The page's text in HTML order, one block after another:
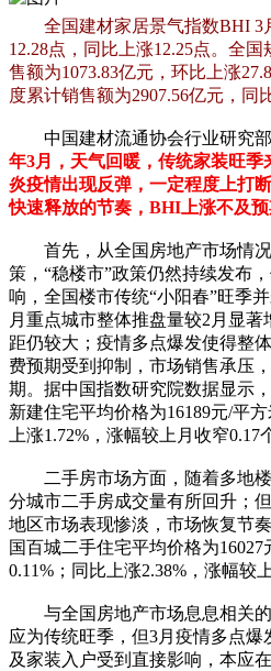
全国建材家居景气指数BHI 3
12.28点，同比上涨12.25点。全
售额为1073.83亿元，环比上涨
度累计销售额为2907.56亿元，同
中国建材流通协会行业研究
年3月，天气回暖，传统家装旺
炎疫情出现反弹，一定程度上打
快速释放的节奏，BHI上涨不及预
首先， 从全国房地产市场情
策，“稳楼市”政策仍然持续发布
响，全国楼市传统“小阳春”旺季
月重点城市整体推盘量较2月显
距仍较大；疫情多点爆发使得整
费预期受到抑制，市场销售承压
期。据中国指数研究院数据显示
新建住宅平均价格为16189元/平
上涨1.72%，涨幅较上月收窄0.17
二手房市场方面，随着多地
分城市二手房成交量有所回升；
地区市场表现惨淡，市场恢复节
国百城二手住宅平均价格为
0.11%；同比上涨2.38%，涨幅较
与全国房地产市场息息相关
应为传统旺季，但3月疫情多点
及家装入户受到直接影响，本应